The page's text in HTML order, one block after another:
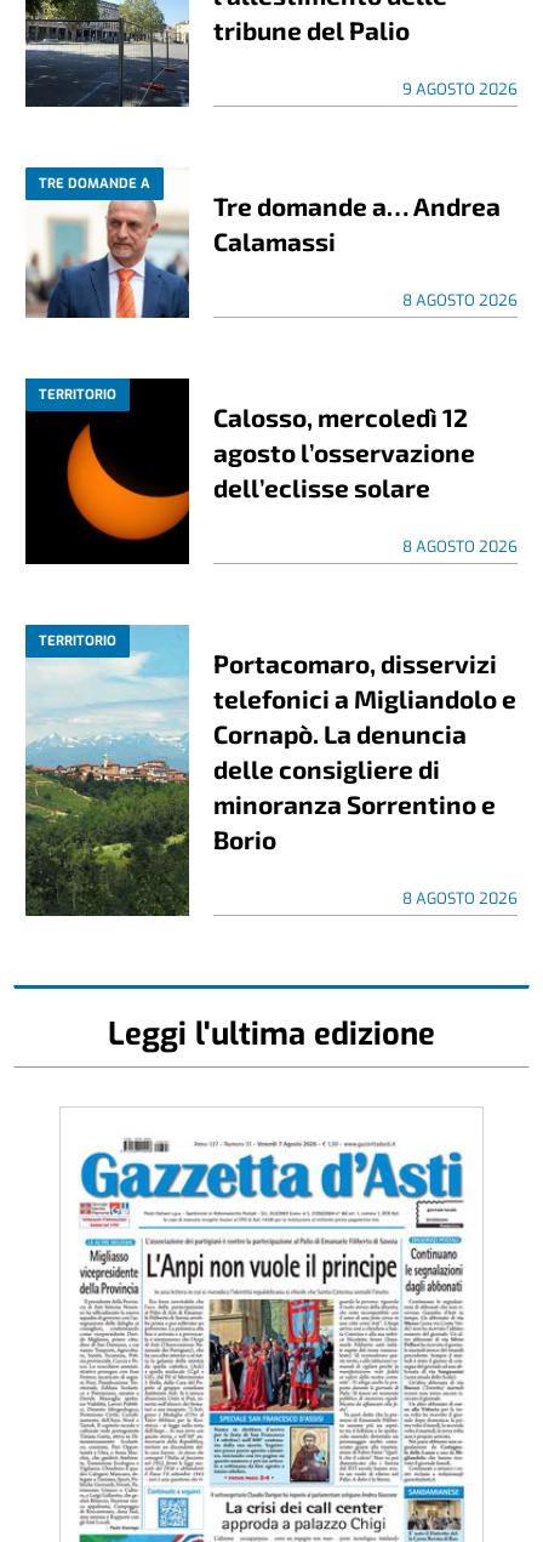
tribune del Palio
9 AGOSTO 2026
TRE DOMANDE A
Tre domande a… Andrea
Calamassi
8 AGOSTO 2026
TERRITORIO
Calosso, mercoledì 12
agosto l’osservazione
dell’eclisse solare
8 AGOSTO 2026
TERRITORIO
Portacomaro, disservizi
telefonici a Migliandolo e
Cornapò. La denuncia
delle consigliere di
minoranza Sorrentino e
Borio
8 AGOSTO 2026
Leggi l'ultima edizione